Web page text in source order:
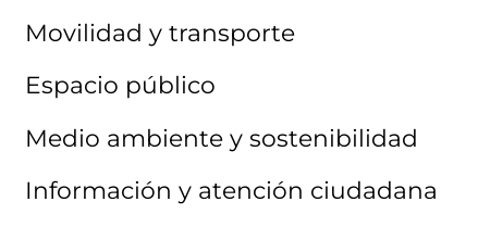
Movilidad y transporte
Espacio público
Medio ambiente y sostenibilidad
Información y atención ciudadana